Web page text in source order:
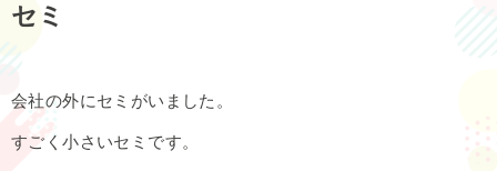
セミ
会社の外にセミがいました。
すごく小さいセミです。